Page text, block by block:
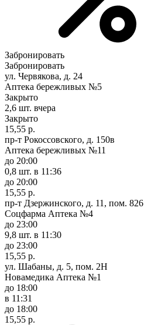
Забронировать
Забронировать
ул. Червякова, д. 24
Аптека бережливых №5
Закрыто
2,6 шт. вчера
Закрыто
15,55 р.
пр-т Рокоссовского, д. 150в
Аптека бережливых №11
до 20:00
0,8 шт. в 11:36
до 20:00
15,55 р.
пр-т Дзержинского, д. 11, пом. 826
Соцфарма Аптека №4
до 23:00
9,8 шт. в 11:30
до 23:00
15,55 р.
ул. Шабаны, д. 5, пом. 2Н
Новамедика Аптека №1
до 18:00
в 11:31
до 18:00
15,55 р.